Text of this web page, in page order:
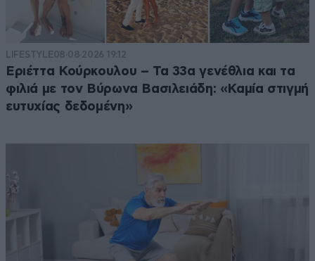
LIFESTYLE08·08·2026 19:12
Εριέττα Κούρκουλου – Τα 33α γενέθλια και τα
φιλιά με τον Βύρωνα Βασιλειάδη: «Καμία στιγμή
ευτυχίας δεδομένη»